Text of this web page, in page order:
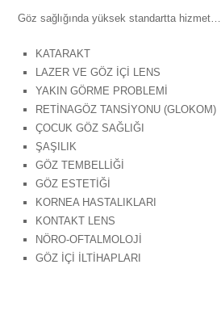
Göz sağlığında yüksek standartta hizmet…
KATARAKT
LAZER VE GÖZ İÇİ LENS
YAKIN GÖRME PROBLEMİ
RETİNAGÖZ TANSİYONU (GLOKOM)
ÇOCUK GÖZ SAĞLIĞI
ŞAŞILIK
GÖZ TEMBELLİĞİ
GÖZ ESTETİĞİ
KORNEA HASTALIKLARI
KONTAKT LENS
NÖRO-OFTALMOLOJİ
GÖZ İÇİ İLTİHAPLARI